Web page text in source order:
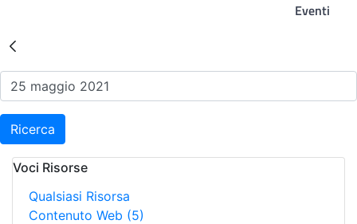
Eventi
Risultati della Ricerca -
Ricerca
Voci Risorse
Qualsiasi Risorsa
Contenuto Web (5)